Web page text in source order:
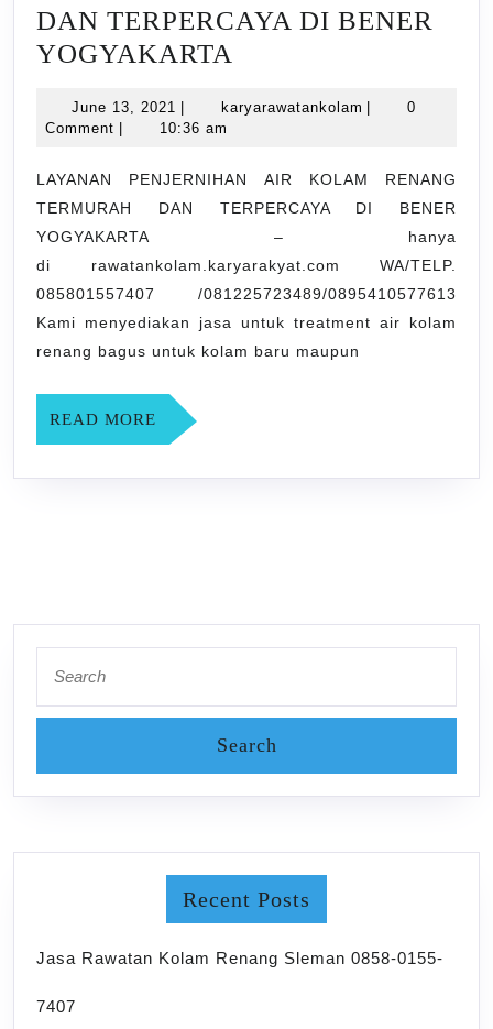
DAN TERPERCAYA DI BENER
YOGYAKARTA
AIR
RENANG
TERMURAH
TERPERCAYA
DI
BENER
June 13, 2021 June
13,
| karyarawatankolam |
0
Comment | 10:36 am
LAYANAN PENJERNIHAN AIR KOLAM RENANG
TERMURAH DAN TERPERCAYA DI BENER
YOGYAKARTA – hanya
di rawatankolam.karyarakyat.com WA/TELP.
085801557407 /081225723489/0895410577613
Kami menyediakan jasa untuk treatment air kolam
renang bagus untuk kolam baru maupun
READ MORE READ
MORE
for:
Recent Posts
Jasa Rawatan Kolam Renang Sleman 0858-0155-
7407